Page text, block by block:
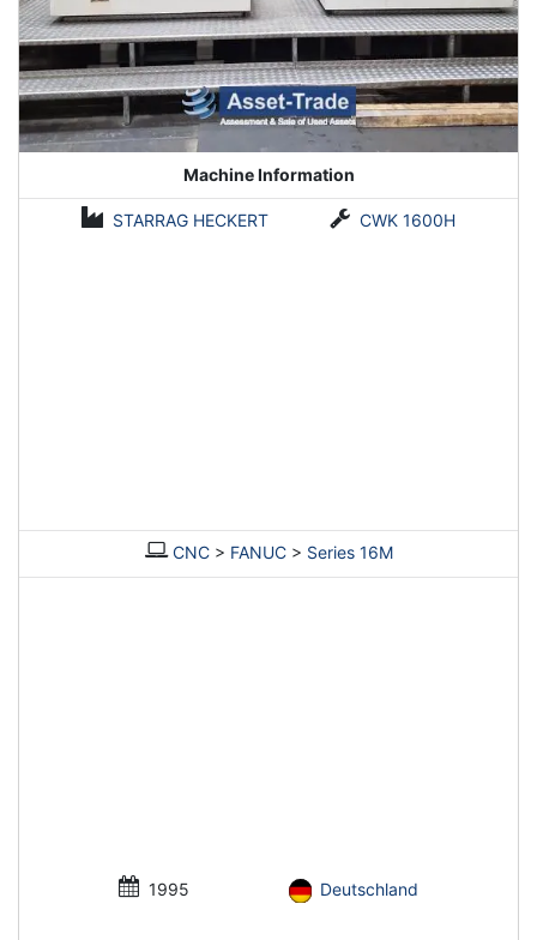
Machine Information
STARRAG HECKERT CWK 1600H
CNC> FANUC> Series 16M
1995 Deutschland